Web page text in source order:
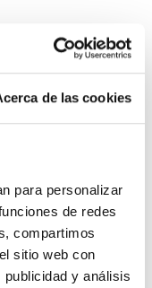
de las cookies
para personalizar
de redes
compartimos
sitio web con
y análisis